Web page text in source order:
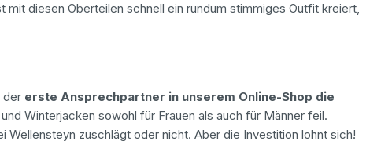
mit diesen Oberteilen schnell ein rundum stimmiges Outfit kreiert,
der erste Ansprechpartner in unserem Online-Shop die
Winterjacken sowohl für Frauen als auch für Männer feil.
zuschlägt oder nicht. Aber die Investition lohnt sich!